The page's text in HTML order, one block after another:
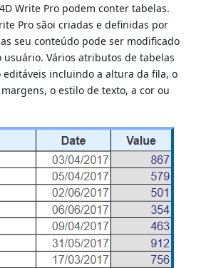
Write Pro podem conter tabelas.
Pro sãoi criadas e definidas por
seu conteúdo pode ser modificado
usuário. Vários atributos de tabelas
editáveis incluindo a altura da fila, o
o estilo de texto, a cor ou